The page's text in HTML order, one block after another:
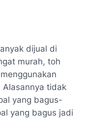
dijual di
murah, toh
Alasannya tidak
yang bagus-
yang bagus jadi